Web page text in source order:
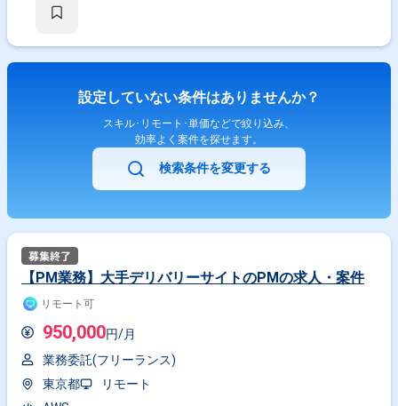
設定していない条件はありませんか？
スキル･リモート･単価などで絞り込み、
効率よく案件を探せます。
検索条件を変更する
【PM業務】大手デリバリーサイトのPMの求人・案件
リモート可
950,000円/月
業務委託(フリーランス)
東京都
リモート